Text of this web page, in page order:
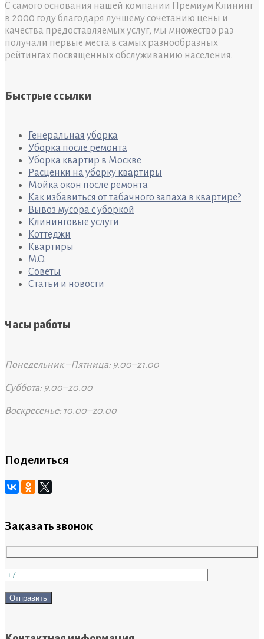
С самого основания нашей компании Премиум Клининг
в 2000 году благодаря лучшему сочетанию цены и
качества предоставляемых услуг, мы множество раз
получали первые места в самых разнообразных
рейтингах посвященных обслуживанию населения.
Быстрые ссылки
Генеральная уборка
Уборка после ремонта
Уборка квартир в Москве
Расценки на уборку квартиры
Мойка окон после ремонта
Как избавиться от табачного запаха в квартире?
Вывоз мусора с уборкой
Клининговые услуги
Коттеджи
Квартиры
M.O.
Советы
Статьи и новости
Часы работы
Понедельник –Пятница: 9.00–21.00
Суббота: 9.00–20.00
Воскресенье: 10.00–20.00
Поделиться
Заказать звонок